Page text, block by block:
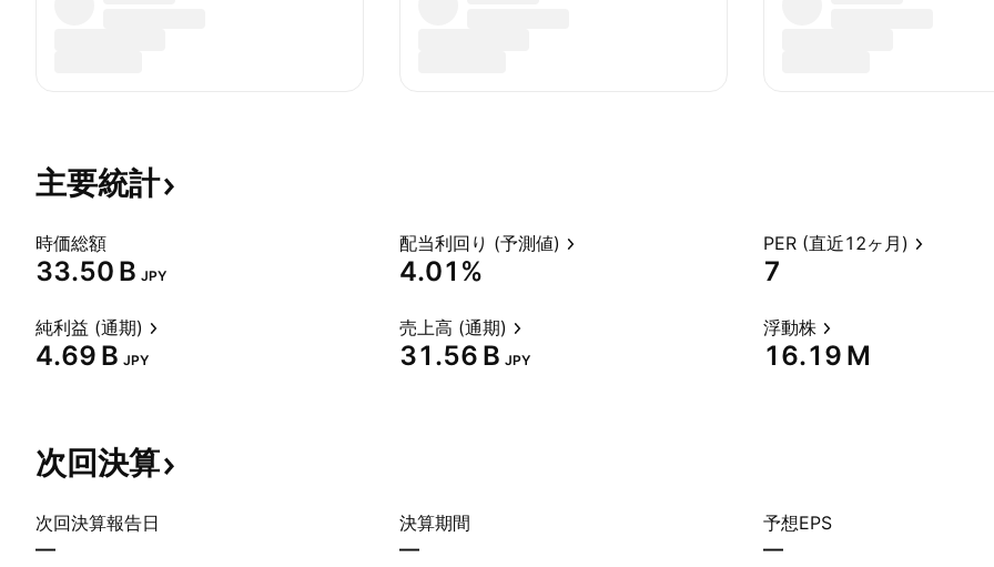
主要統計
時価総額
‪33.50 B‬ JPY
配当利回り (予測値)
4.01%
PER (直近12ヶ月)
7
純利益 (通期)
‪4.69 B‬ JPY
売上高 (通期)
‪31.56 B‬ JPY
浮動株
‪16.19 M‬
次回決算
次回決算報告日
—
決算期間
—
予想EPS
—